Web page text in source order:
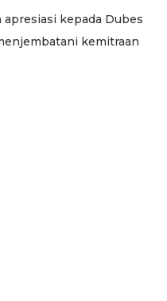
kepada Dubes
kemitraan